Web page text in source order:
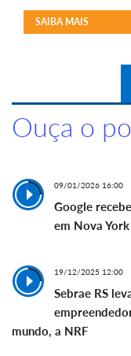
SAIBA MAIS
Ouça o
09/01/2026 16:00
Google
em Nova York
19/12/2025 12:00
Sebrae RS
mundo, a NRF